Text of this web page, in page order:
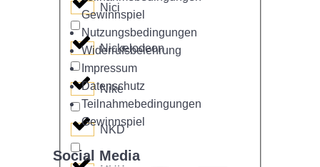
Nici
Nickelodeon
Nike
NKD
Gewinnspiel
Nutzungsbedingungen
Widerrufsbelehrung
Impressum
Datenschutz
Teilnahmebedingungen
Gewinnspiel
Social Media